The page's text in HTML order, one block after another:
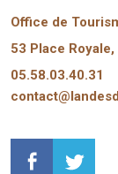
Office de
53 Place
05.58.03.40.31